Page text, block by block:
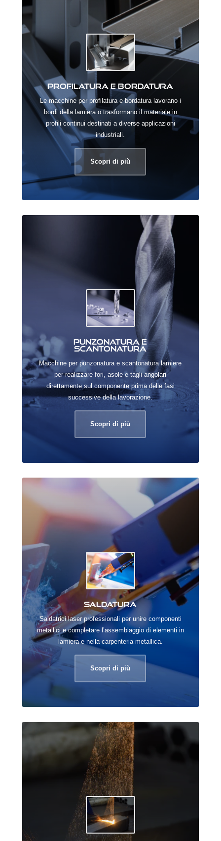
Profilatura e bordatura
Le macchine per profilatura e bordatura lavorano i
bordi della lamiera o trasformano il materiale in
profili continui destinati a diverse applicazioni
industriali.
Scopri di più
Punzonatura e
scantonatura
Macchine per punzonatura e scantonatura lamiere
per realizzare fori, asole e tagli angolari
direttamente sul componente prima delle fasi
successive della lavorazione.
Scopri di più
Saldatura
Saldatrici laser professionali per unire componenti
metallici e completare l’assemblaggio di elementi in
lamiera e nella carpenteria metallica.
Scopri di più